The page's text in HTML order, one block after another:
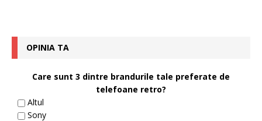
OPINIA TA
Care sunt 3 dintre brandurile tale preferate de
telefoane retro?
Altul
Sony